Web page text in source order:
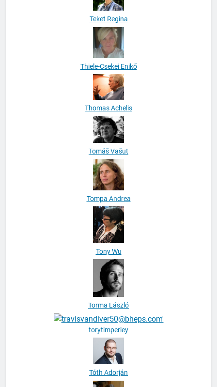
Teket Regina
Thiele-Csekei Enikő
Thomas Achelis
Tomáš Vašut
Tompa Andrea
Tony Wu
Torma László
torytimperley
Tóth Adorján